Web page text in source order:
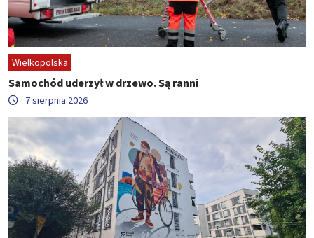
Wielkopolska
Samochód uderzył w drzewo. Są ranni
7 sierpnia 2026